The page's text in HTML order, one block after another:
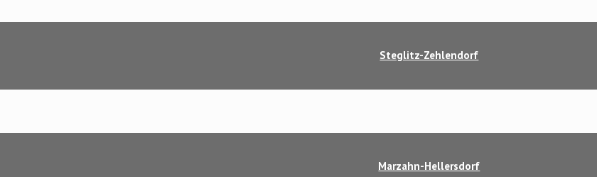
Steglitz-Zehlendorf
Marzahn-Hellersdorf